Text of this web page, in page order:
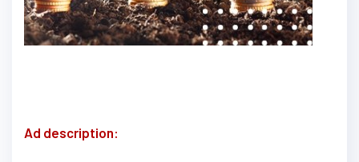
Ad description: